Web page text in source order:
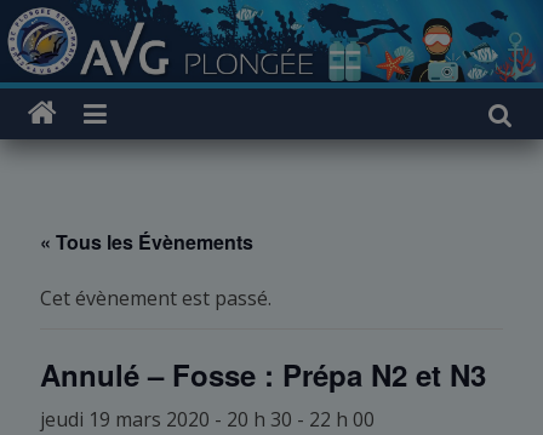
Passer
au
contenu
« Tous les Évènements
Cet évènement est passé.
Annulé – Fosse : Prépa N2 et N3
jeudi 19 mars 2020 - 20 h 30 - 22 h 00